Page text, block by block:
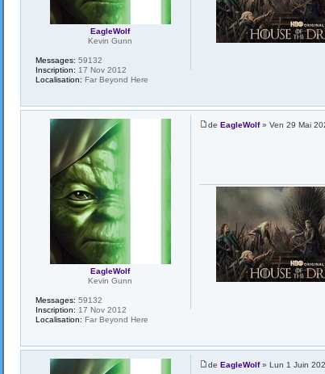
EagleWolf
Kevin Gunn
Messages: 59132
Inscription: 17 Nov 2012
Localisation: Far Beyond Here
de EagleWolf» Ven 29 Mai
EagleWolf
Kevin Gunn
Messages: 59132
Inscription: 17 Nov 2012
Localisation: Far Beyond Here
de EagleWolf» Lun 1 Juin